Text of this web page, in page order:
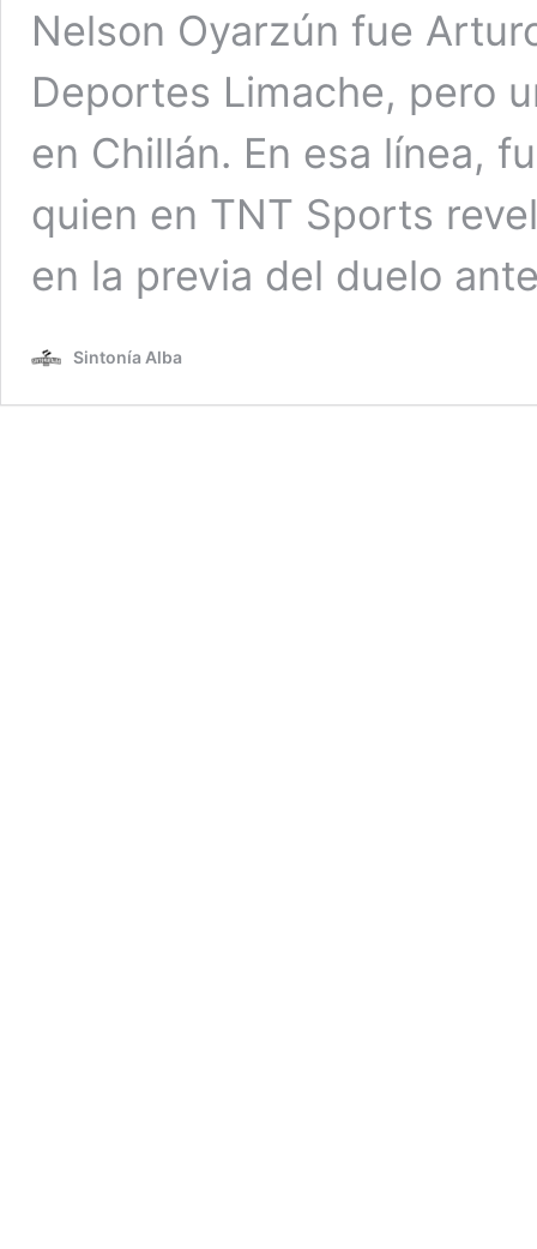
Nelson Oyarzún fue
Deportes Limache, pero
en Chillán. En esa línea,
quien en TNT Sports
en la previa del duelo
Sintonía Alba